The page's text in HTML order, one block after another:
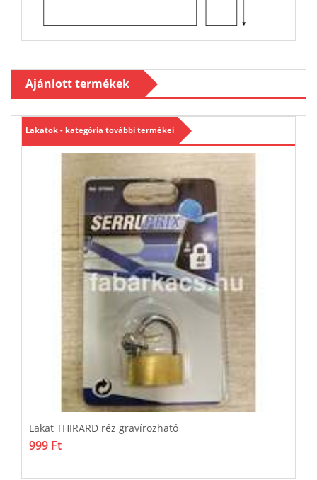
Ajánlott termékek
Lakatok - kategória további termékei
Lakat THIRARD réz gravírozható
999 Ft